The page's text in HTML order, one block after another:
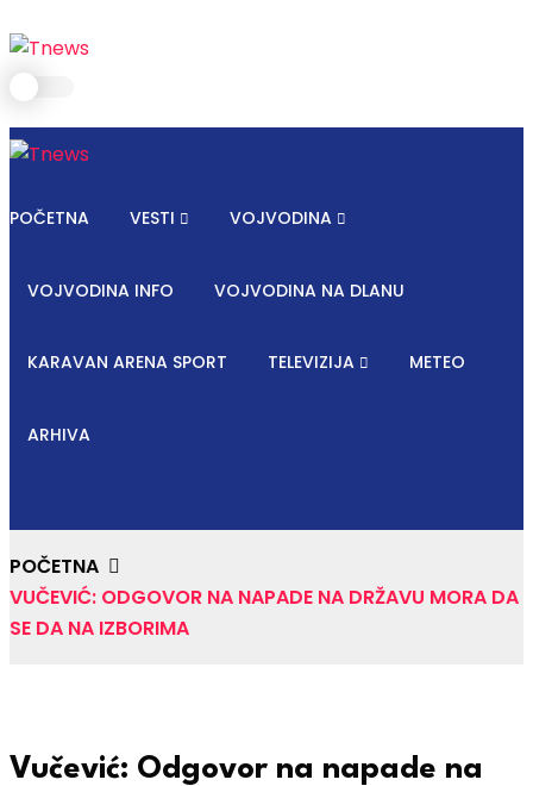
POČETNA VESTI VOJVODINA
VOJVODINA INFO VOJVODINA NA DLANU
KARAVAN ARENA SPORT TELEVIZIJA METEO
ARHIVA
POČETNA
VUČEVIĆ: ODGOVOR NA NAPADE NA DRŽAVU MORA DA
SE DA NA IZBORIMA
Vučević: Odgovor na napade na